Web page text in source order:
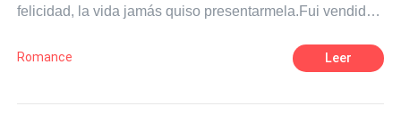
felicidad, la vida jamás quiso presentarmela.Fui vendida
soy esclava de ese lugar. Estoy acostumbrada a que los
hombres me vean como un objeto de consumo, un
Romance Leer